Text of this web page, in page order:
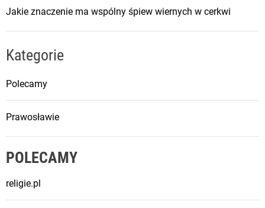
Jakie znaczenie ma wspólny śpiew wiernych w cerkwi
Kategorie
Polecamy
Prawosławie
POLECAMY
religie.pl